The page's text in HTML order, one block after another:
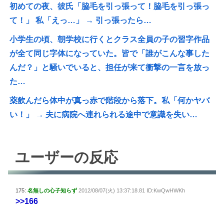
初めての夜、彼氏「脇毛を引っ張って！脇毛を引っ張っ
て！」 私「えっ…」 → 引っ張ったら…
小学生の頃、朝学校に行くとクラス全員の子の習字作品
が全て同じ字体になっていた。皆で「誰がこんな事した
んだ？」と騒いでいると、担任が来て衝撃の一言を放っ
た…
薬飲んだら体中が真っ赤で階段から落下。私「何かヤバ
い！」 → 夫に病院へ連れられる途中で意識を失い…
ユーザーの反応
175: 名無しの心子知らず 2012/08/07(火) 13:37:18.81 ID:KwQwHWKh
>>166